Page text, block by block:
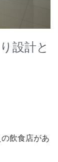
設計と
飲食店があ